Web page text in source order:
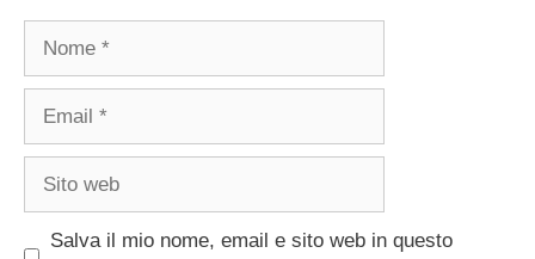
Salva il mio nome, email e sito web in questo